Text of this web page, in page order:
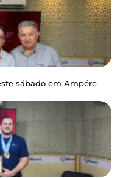
sábado em Ampére